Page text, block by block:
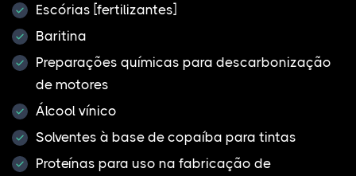
Escórias [fertilizantes]
Baritina
Preparações químicas para descarbonização
de motores
Álcool vínico
Solventes à base de copaíba para tintas
Proteínas para uso na fabricação de